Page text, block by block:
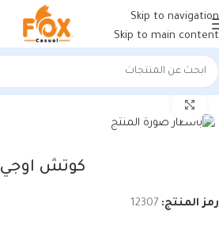
Skip to navigation
Skip to main content
الرئيسية/أحذية رجالي/كوتشي رجالي
كوتش اوجي
رمز المنتج: 12307